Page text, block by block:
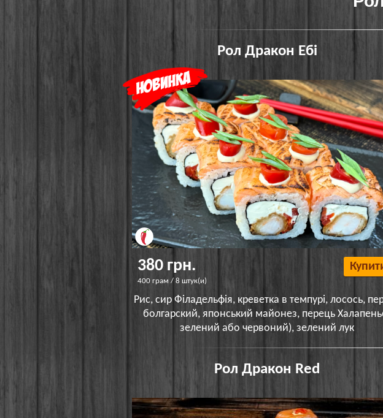
Рол Дракон Ебі
380 грн.
400 грам / 8 штук(и)
Рис, сир Філадельфія, креветка в темпурі, лосось,
болгарский, японський майонез, перець
зелений або червоний), зелений лук
Рол Дракон Red